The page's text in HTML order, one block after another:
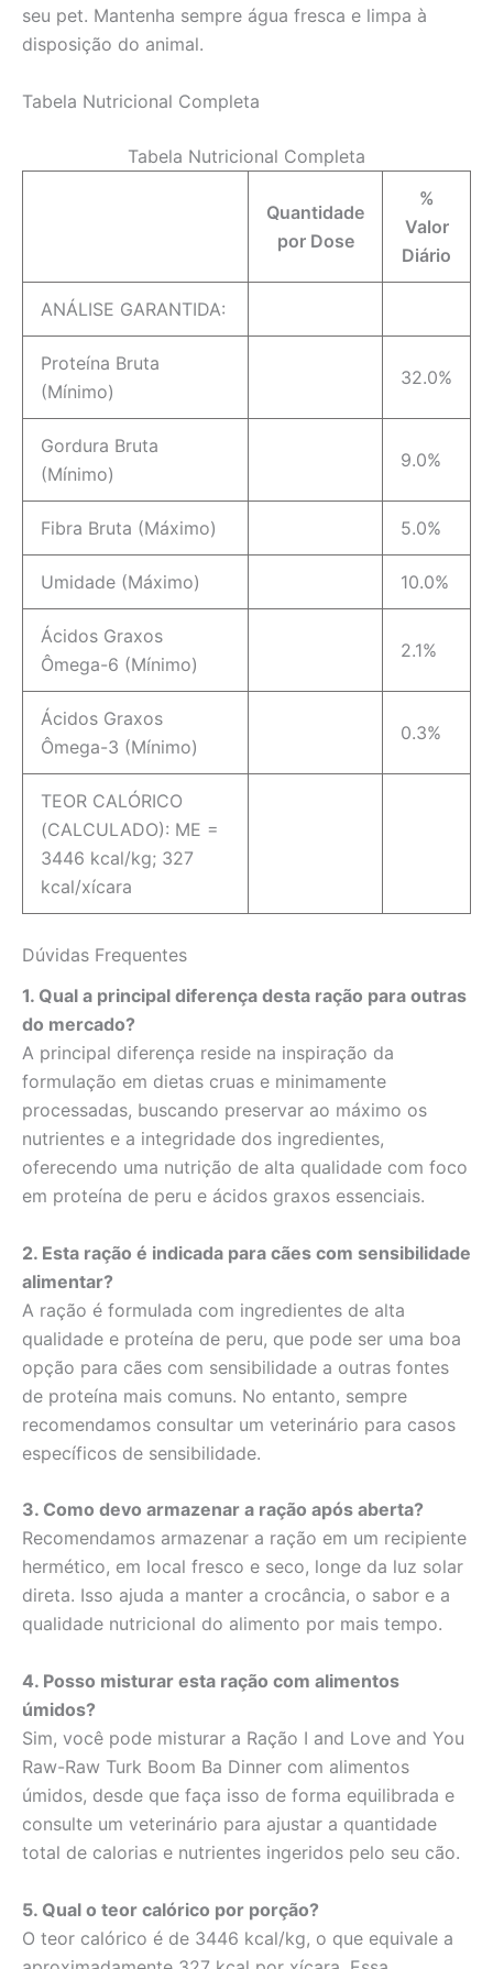
seu pet. Mantenha sempre água fresca e limpa à
disposição do animal.
Tabela Nutricional Completa
Tabela Nutricional Completa
Quantidade
por Dose
%
Valor
Diário
ANÁLISE GARANTIDA:
Proteína Bruta
(Mínimo)
32.0%
Gordura Bruta
(Mínimo)
9.0%
Fibra Bruta (Máximo) 5.0%
Umidade (Máximo) 10.0%
Ácidos Graxos
Ômega-6 (Mínimo)
2.1%
Ácidos Graxos
Ômega-3 (Mínimo)
0.3%
TEOR CALÓRICO
(CALCULADO): ME =
3446 kcal/kg; 327
kcal/xícara
Dúvidas Frequentes
1. Qual a principal diferença desta ração para outras
do mercado?
A principal diferença reside na inspiração da
formulação em dietas cruas e minimamente
processadas, buscando preservar ao máximo os
nutrientes e a integridade dos ingredientes,
oferecendo uma nutrição de alta qualidade com foco
em proteína de peru e ácidos graxos essenciais.
2. Esta ração é indicada para cães com sensibilidade
alimentar?
A ração é formulada com ingredientes de alta
qualidade e proteína de peru, que pode ser uma boa
opção para cães com sensibilidade a outras fontes
de proteína mais comuns. No entanto, sempre
recomendamos consultar um veterinário para casos
específicos de sensibilidade.
3. Como devo armazenar a ração após aberta?
Recomendamos armazenar a ração em um recipiente
hermético, em local fresco e seco, longe da luz solar
direta. Isso ajuda a manter a crocância, o sabor e a
qualidade nutricional do alimento por mais tempo.
4. Posso misturar esta ração com alimentos
úmidos?
Sim, você pode misturar a Ração I and Love and You
Raw-Raw Turk Boom Ba Dinner com alimentos
úmidos, desde que faça isso de forma equilibrada e
consulte um veterinário para ajustar a quantidade
total de calorias e nutrientes ingeridos pelo seu cão.
5. Qual o teor calórico por porção?
O teor calórico é de 3446 kcal/kg, o que equivale a